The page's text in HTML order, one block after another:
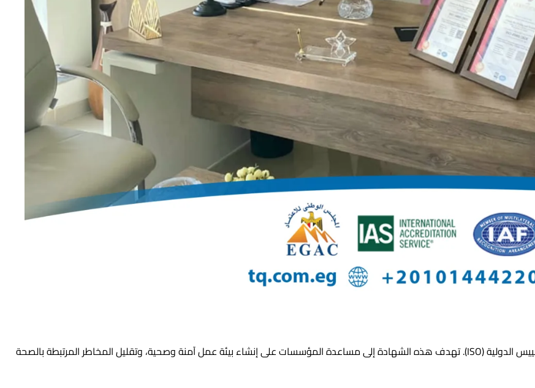
معيار دولي لإدارة الصحة والسلامة المهنية تم تطويره من قبل منظمة التقييس الدولية (ISO). تهدف هذه الشهادة إلى مساعدة المؤسسات على إنشاء بيئة عمل آمنة وصحية، وتقليل المخاطر المرتبطة بالصحة